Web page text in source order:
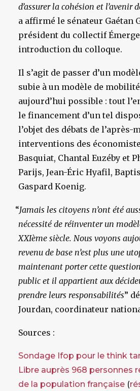
d’assurer la cohésion et l’avenir
a affirmé le sénateur Gaétan
président du collectif
introduction du colloque.
Il s’agit de passer d’un
subie à un modèle de
aujourd’hui possible : tout
le financement d’un tel
l’objet des débats de l’après-
interventions des
Basquiat, Chantal Euzéby et
Parijs, Jean-Éric Hyafil,
Gaspard Koenig.
“Jamais les citoyens n’ont été
nécessité de réinventer un
XXIème siècle. Nous voyons
revenu de base n’est plus une
maintenant porter cette
public et il appartient aux
prendre leurs responsabilités”
Jourdan, coordinateur
Sources :
Sondage Ifop pour le think
Libre auprès 968 personnes
de la population française (